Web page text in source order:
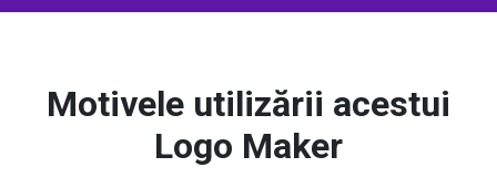
Motivele utilizării acestui
Logo Maker